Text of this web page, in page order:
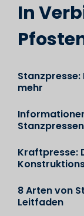
In
mehr
Stanzpressen
Kraftpresse:
8 Arten von
Leitfaden